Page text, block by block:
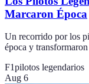
Marcaron Época
Un recorrido por los
época y
F1pilotos legendarios
Aug 6